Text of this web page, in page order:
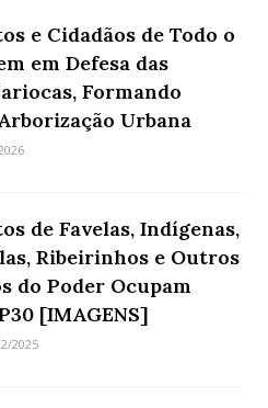
e Cidadãos de Todo o
em Defesa das
Formando
Urbana
de Favelas, Indígenas,
Ribeirinhos e Outros
do Poder Ocupam
[IMAGENS]
2025